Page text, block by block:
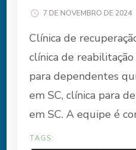
7 DE NOVEMBRO DE 2024
Clínica de
clínica de
para dependentes
em SC, clínica para
em SC. A equipe é
TAGS: